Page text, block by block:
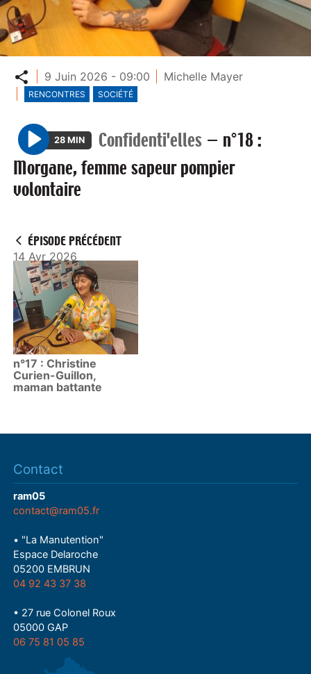
Partager
9 Juin 2026 - 09:00 Michelle Mayer
RENCONTRES SOCIÉTÉ
P
l
a
28 MIN Confidenti'elles — n°18 :
Morgane, femme sapeur pompier
volontaire
ÉPISODE PRÉCÉDENT
14 Avr 2026
n°17 : Christine
Curien-Guillon,
maman battante
Contact
ram05
contact@ram05.fr
• "La Manutention"
Espace Delaroche
05200 EMBRUN
04 92 43 37 38
• 27 rue Colonel Roux
05000 GAP
06 75 81 05 85